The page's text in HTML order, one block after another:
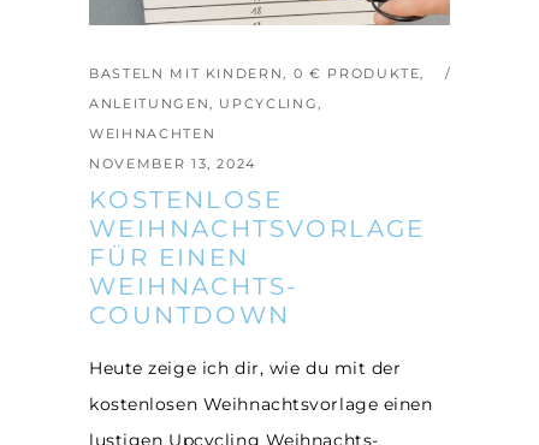
BASTELN MIT KINDERN, 0 € PRODUKTE,
ANLEITUNGEN, UPCYCLING,
WEIHNACHTEN
NOVEMBER 13, 2024
KOSTENLOSE
WEIHNACHTSVORLAGE
FÜR EINEN
WEIHNACHTS-
COUNTDOWN
Heute zeige ich dir, wie du mit der
kostenlosen Weihnachtsvorlage einen
lustigen Upcycling Weihnachts-